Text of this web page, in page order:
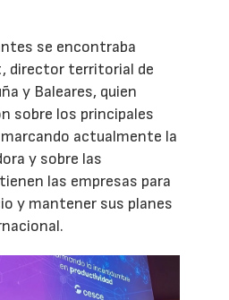
se encontraba
director territorial de
y Baleares, quien
sobre los principales
actualmente la
y sobre las
las empresas para
y mantener sus planes